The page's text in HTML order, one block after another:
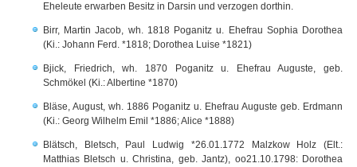
Eheleute erwarben Besitz in Darsin und verzogen dorthin.
Birr, Martin Jacob, wh. 1818 Poganitz u. Ehefrau Sophia Dorothea
(Ki.: Johann Ferd. *1818; Dorothea Luise *1821)
Bjick, Friedrich, wh. 1870 Poganitz u. Ehefrau Auguste, geb.
Schmökel (Ki.: Albertine *1870)
Bläse, August, wh. 1886 Poganitz u. Ehefrau Auguste geb. Erdmann
(Ki.: Georg Wilhelm Emil *1886; Alice *1888)
Blätsch, Bletsch, Paul Ludwig *26.01.1772 Malzkow Holz (Elt.:
Matthias Bletsch u. Christina, geb. Jantz), oo21.10.1798: Dorothea